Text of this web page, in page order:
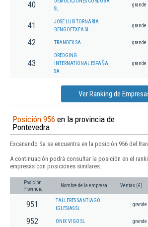
40
SL
grande
41
JOSE LUIS TORNARIA
BENGOETXEA SL
grande
42 TRANDEX SA grande
43
DREDGING
INTERNATIONAL ESPAÑA,
SA
grande
Ver Ranking de
Posición 956 en la provincia de
Pontevedra
Excanando Sa se encuentra en la posición 956 del
A continuación podrá consultar la posición en el
empresas con posiciones similares:
Posición
Provincia
Nombre de la empresa Ventas (€)
951
TALLERES SANTIAGO
IGLESIAS SL
grande
952 ONIX VIGO SL grande